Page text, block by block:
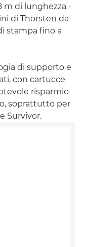
m di lunghezza -
di Thorsten da
stampa fino a
di supporto e
con cartucce
risparmio
soprattutto per
Survivor.